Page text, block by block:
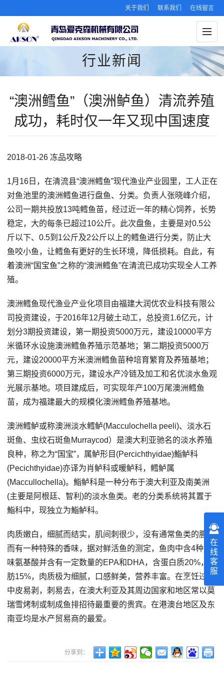
关于我们 联系我们 在线留言
行业新闻
“澳洲鳕鱼”（澳洲鲈鱼）清流养殖
成功，耗时仅一年又现中国速度
2018-01-26 冻品攻略
1月16日，在清流县“澳洲鳕鱼”现代渔业产业园里，工人正在
对鱼池里的澳洲鳕鱼进行盘鱼、分类。负责人张晓峰介绍，
公司一期共投放13吨鳕鱼苗，经过近一年的精心饲养，长势
稳定，大的每条已超过10公斤。此次盘鱼，主要是对0.5公
斤以下、0.5到1公斤及2公斤以上的鳕鱼进行分类，防止大
鱼咬小鱼，让鳕鱼有更好的生长环境，降低损耗。自此，有
着澳洲“国宝鱼”之称的“澳洲鳕鱼”在清流已成功实现全人工养
殖。
澳洲鳕鱼现代渔业产业化项目由福建大润优农业科技有限公
司投资建设，于2016年12月破土动工，总投资1.6亿元，计
划分3期投资建设，第一期投资5000万元，建设10000平方
米循环水设施澳洲鳕鱼养殖示范基地；第二期投资5000万
元，建设20000平方米澳洲鳕鱼苗种培育繁育及养殖基地；
第三期投资6000万元，建设水产冷链及加工和名优淡水鱼观
光展示基地。项目建成后，可实现年产100万尾澳洲鳕鱼
苗，成为福建最大的规模化澳洲鳕鱼养殖基地。
澳洲鳕鲈或称澳洲淡水鳕鲈(Macculochella peeli)、淡水石
斑鱼、虫纹石斑鱼Murraycod）是澳大利亚驰名的淡水养殖
良种，称之为“国宝”，属鲈形目(Percichthyidae)鮨鲈科
(Pecichthyidae)亦译为肖鲈科或暖鲈科，鳕鲈属
(Maccullochella)。鮨鲈科是一种分布于澳大利亚及南美洲
(主要是阿根廷、智利)的淡水鱼类。老的分类系统将其置于
鮨科中，现独立为鮨鲈科。
肉质嫩白，细腻而结实，肌间刺很少，没有通常鱼类的腥味
而有一种特殊的香味，据对鲜活鱼的测定，鱼肉中含4种香
味氨基酸并含有一定数量的EPA和DHA，含蛋白质20%，脂
肪15%，肉质极为细腻，口感鲜美，营养丰富。在烹饪过程
中皮易剥，刺易去，在澳大利亚及其周边国家和地区常以莫
瑞雪烤制或制成鱼排招待最重要的贵宾。在港澳台地区及东
南亚均是水产贸易商的最爱。
分享到：
在
线
客
服